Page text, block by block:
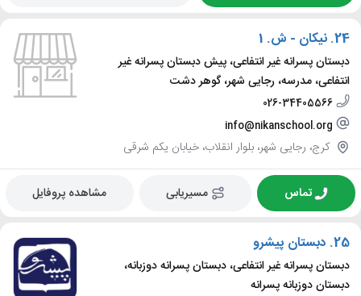
24. نیکان - ش. 1
دبستان پسرانه غیر انتفاعی، پیش دبستان پسرانه غیر
انتفاعی، مدرسه، رجایی شهر، گوهر دشت
026-34405566
info@nikanschool.org
کرج، رجایی شهر، بلوار انقلاب، خیابان یکم شرقی
تماس مسیریابی مشاهده پروفایل
25. دبستان پیشرو
دبستان پسرانه غیر انتفاعی، دبستان پسرانه دوزبانه،
دبستان دوزبانه پسرانه